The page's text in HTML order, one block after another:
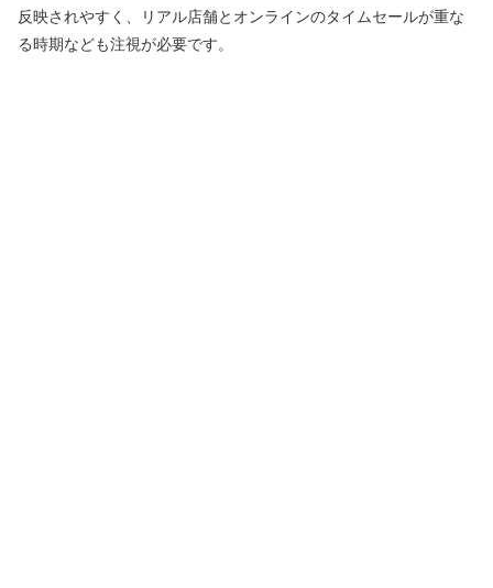
反映されやすく、リアル店舗とオンラインのタイムセールが重な
る時期なども注視が必要です。